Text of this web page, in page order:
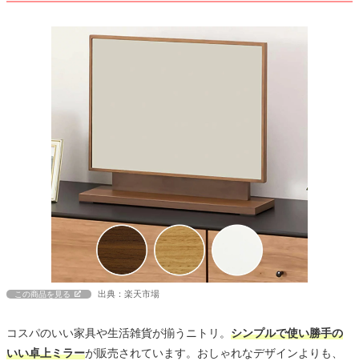
この商品を見る 出典：楽天市場
コスパのいい家具や生活雑貨が揃うニトリ。 シンプルで使い勝手の
いい卓上ミラーが販売されています。おしゃれなデザインよりも、